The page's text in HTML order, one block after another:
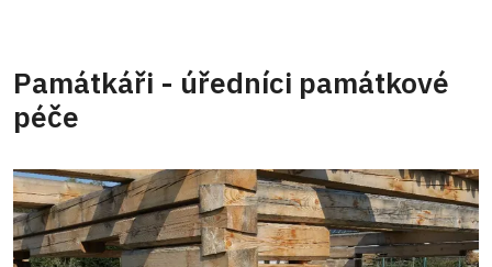
Památkáři - úředníci památkové
péče